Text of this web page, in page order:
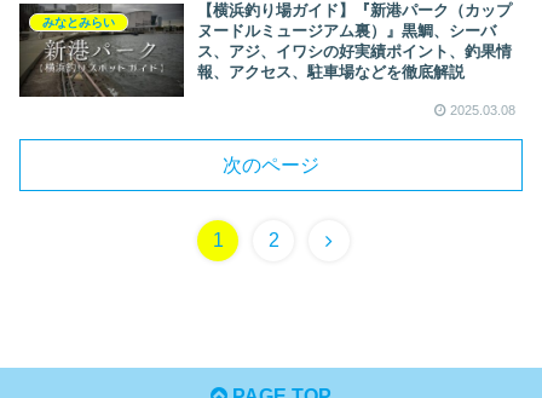
みなとみらい
【横浜釣り場ガイド】『新港パーク（カップ
ヌードルミュージアム裏）』黒鯛、シーバ
ス、アジ、イワシの好実績ポイント、釣果情
報、アクセス、駐車場などを徹底解説
2025.03.08
次のページ
1 2